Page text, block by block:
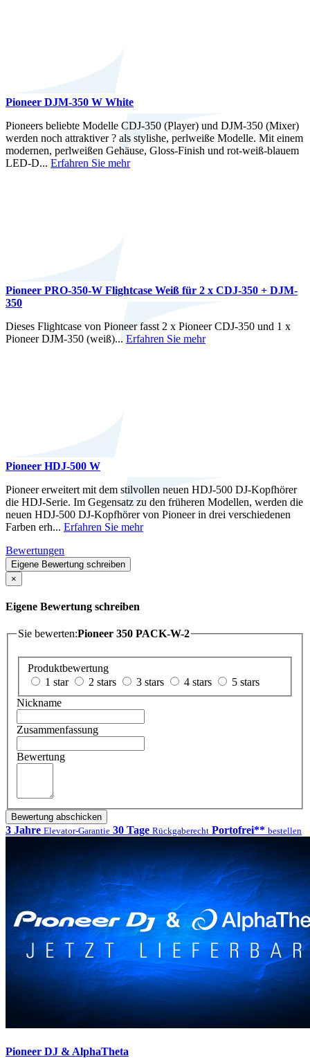
Pioneer DJM-350 W White
Pioneers beliebte Modelle CDJ-350 (Player) und DJM-350 (Mixer)
werden noch attraktiver ? als stylishe, perlweiße Modelle. Mit einem
modernen, perlweißen Gehäuse, Gloss-Finish und rot-weiß-blauem
LED-D... Erfahren Sie mehr
Pioneer PRO-350-W Flightcase Weiß für 2 x CDJ-350 + DJM-
350
Dieses Flightcase von Pioneer fasst 2 x Pioneer CDJ-350 und 1 x
Pioneer DJM-350 (weiß)... Erfahren Sie mehr
Pioneer HDJ-500 W
Pioneer erweitert mit dem stilvollen neuen HDJ-500 DJ-Kopfhörer
die HDJ-Serie. Im Gegensatz zu den früheren Modellen, werden die
neuen HDJ-500 DJ-Kopfhörer von Pioneer in drei verschiedenen
Farben erh... Erfahren Sie mehr
Bewertungen
Eigene Bewertung schreiben
×
Eigene Bewertung schreiben
Sie bewerten:Pioneer 350 PACK-W-2
Produktbewertung
1 star
2 stars 3 stars 4 stars
5 stars
Nickname
Zusammenfassung
Bewertung
Bewertung abschicken
3 Jahre Elevator-Garantie 30 Tage Rückgaberecht Portofrei** bestellen
Pioneer DJ & AlphaTheta